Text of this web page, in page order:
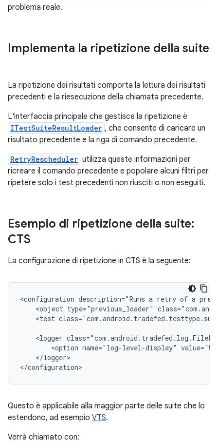
problema reale.
Implementa la ripetizione della suite
La ripetizione dei risultati comporta la lettura dei risultati
precedenti e la riesecuzione della chiamata precedente.
L'interfaccia principale che gestisce la ripetizione è
ITestSuiteResultLoader , che consente di caricare un
risultato precedente e la riga di comando precedente.
RetryRescheduler utilizza queste informazioni per
ricreare il comando precedente e popolare alcuni filtri per
ripetere solo i test precedenti non riusciti o non eseguiti.
Esempio di ripetizione della suite:
CTS
La configurazione di ripetizione in CTS è la seguente:
<configuration description="Runs a retry of a
<object type="previous_loader"
<test
<logger
<option name="log-level-display"
</logger>
Questo è applicabile alla maggior parte delle suite che lo
estendono, ad esempio VTS.
Verrà chiamato con: